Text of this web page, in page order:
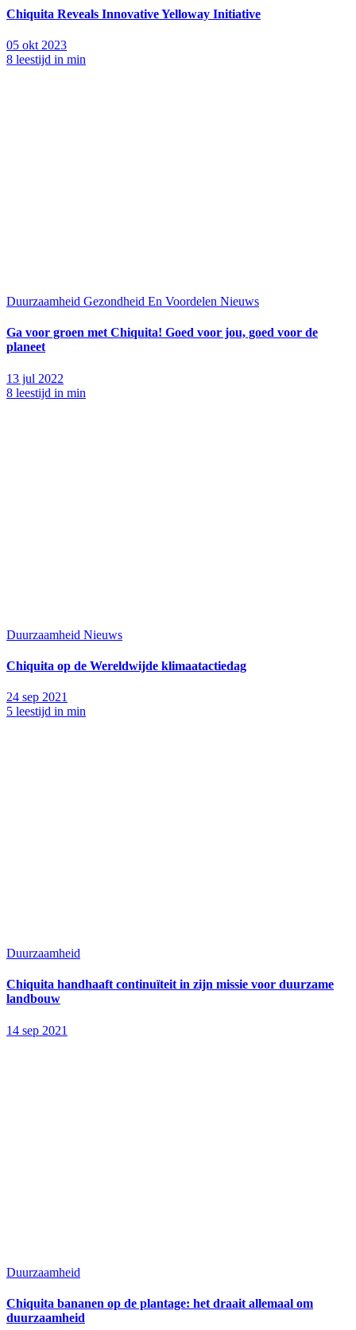
Chiquita Reveals Innovative Yelloway Initiative
05 okt 2023
8 leestijd in min
Duurzaamheid Gezondheid En Voordelen Nieuws
Ga voor groen met Chiquita! Goed voor jou, goed voor de
planeet
13 jul 2022
8 leestijd in min
Duurzaamheid Nieuws
Chiquita op de Wereldwijde klimaatactiedag
24 sep 2021
5 leestijd in min
Duurzaamheid
Chiquita handhaaft continuïteit in zijn missie voor duurzame
landbouw
14 sep 2021
Duurzaamheid
Chiquita bananen op de plantage: het draait allemaal om
duurzaamheid